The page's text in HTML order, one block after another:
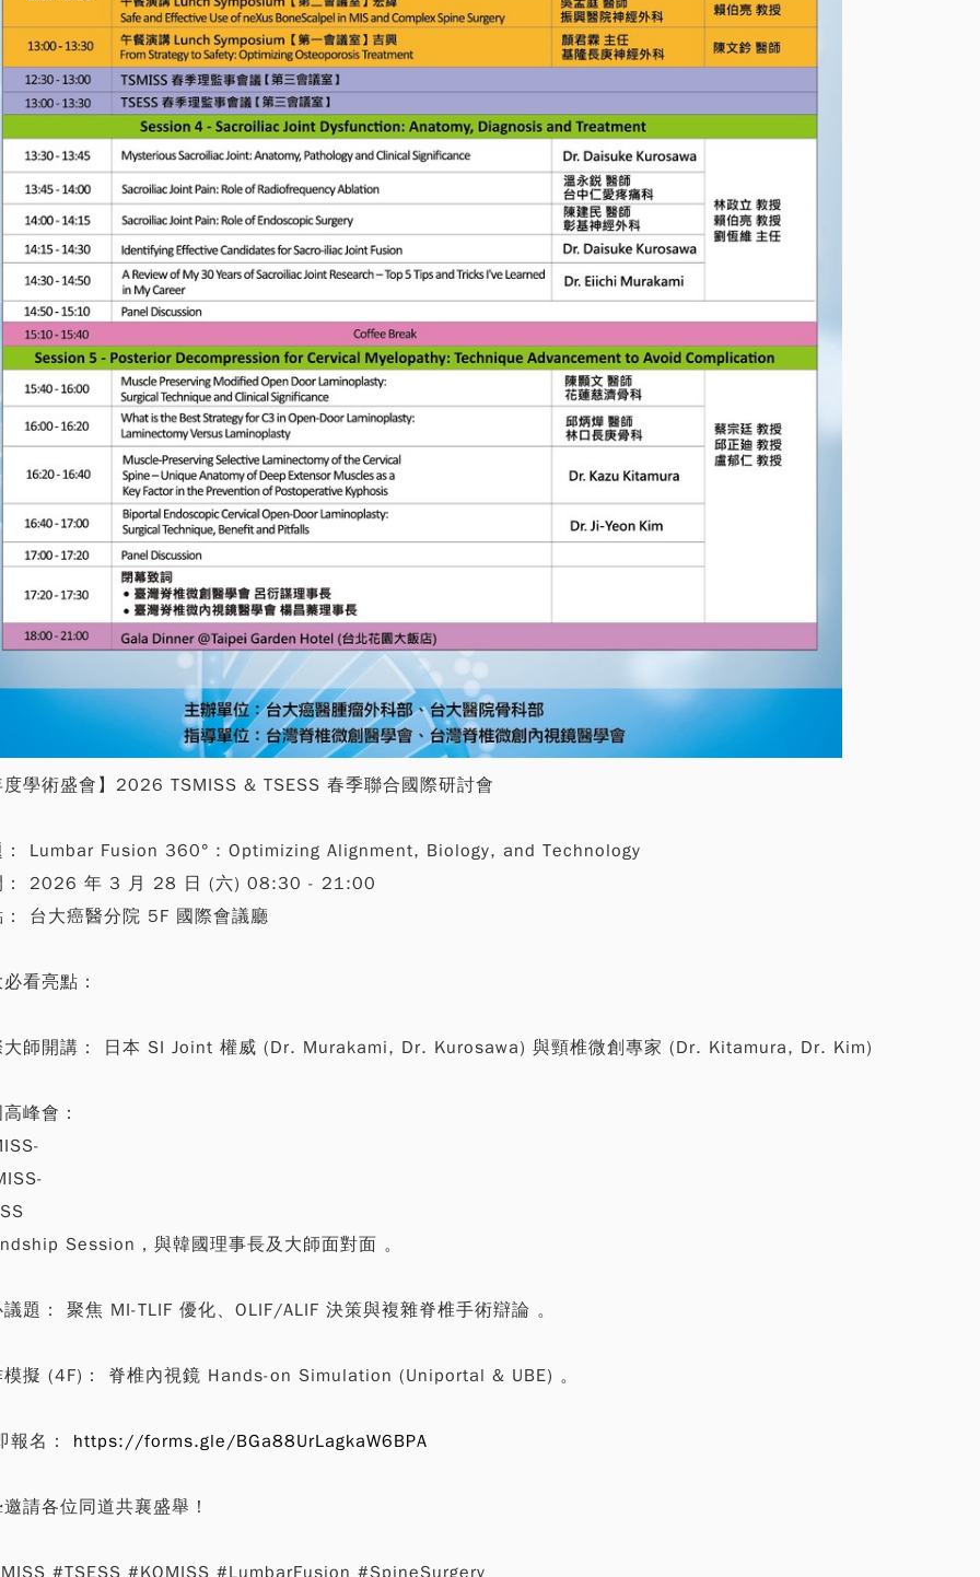
度學術盛會】2026 TSMISS & TSESS 春季聯合國際研討會
： Lumbar Fusion 360° : Optimizing Alignment, Biology, and Technology
： 2026 年 3 月 28 日 (六) 08:30 - 21:00
： 台大癌醫分院 5F 國際會議廳
看亮點：
大師開講： 日本 SI Joint 權威 (Dr. Murakami, Dr. Kurosawa) 與頸椎微創專家 (Dr. Kitamura, Dr. Kim)
峰會：
Session，與韓國理事長及大師面對面 。
題： 聚焦 MI-TLIF 優化、OLIF/ALIF 決策與複雜脊椎手術辯論 。
模擬 (4F)： 脊椎內視鏡 Hands-on Simulation (Uniportal & UBE) 。
報名： https://forms.gle/BGa88UrLagkaW6BPA
請各位同道共襄盛舉！
#TSESS #KOMISS #LumbarFusion #SpineSurgery